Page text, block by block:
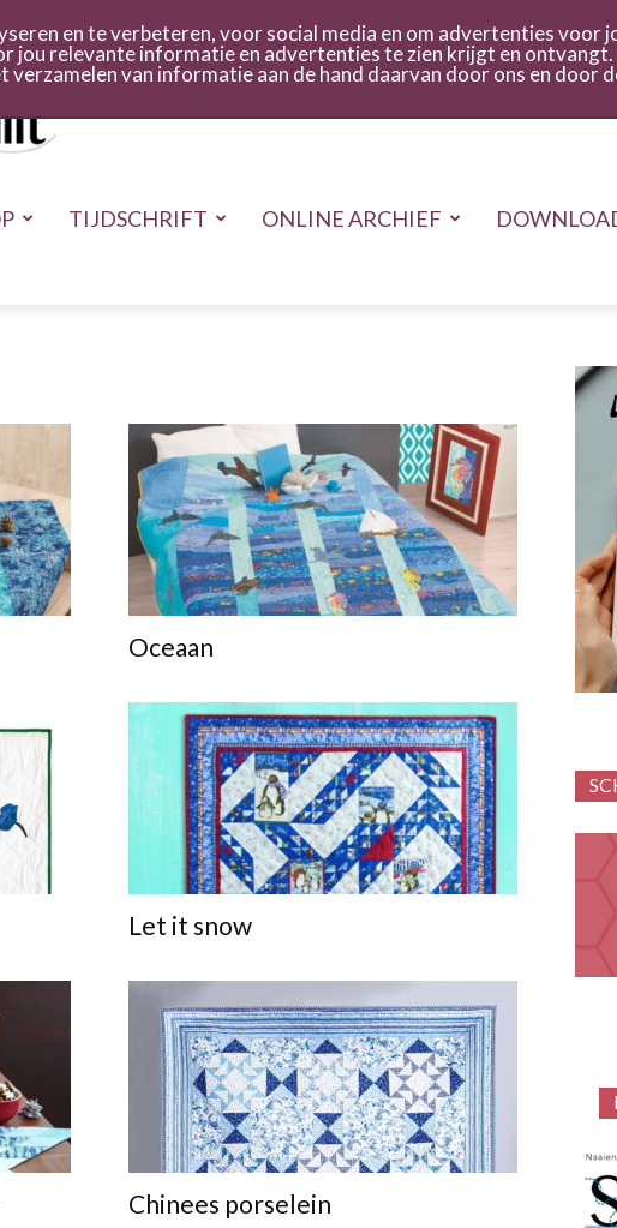
TIJDSCHRIFT ONLINE ARCHIEF
Oceaan
Let it snow
Chinees porselein
en te verbeteren, voor social media en om advertenties voor
jou relevante informatie en advertenties te zien krijgt en
van informatie aan de hand daarvan door ons en door